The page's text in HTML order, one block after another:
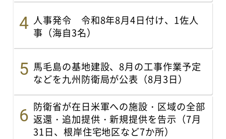
人事発令 令和8年8月4日付け、1佐人
事（海自3名）
馬毛島の基地建設、8月の工事作業予定
などを九州防衛局が公表（8月3日）
防衛省が在日米軍への施設・区域の全部
返還・追加提供・新規提供を告示（7月
31日、根岸住宅地区など7か所）